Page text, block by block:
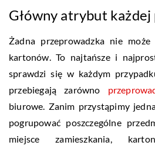
Główny atrybut
Żadna przeprowadzka nie
kartonów. To najtańsze i
sprawdzi się w każdym
przebiegają zarówno
biurowe. Zanim przystąpimy
pogrupować poszczególne
miejsce zamieszkania,